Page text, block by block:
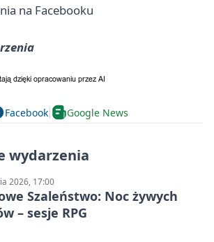
na Facebooku
Facebook Google News
wydarzenia
2026, 17:00
Szaleństwo: Noc żywych
– sesje RPG